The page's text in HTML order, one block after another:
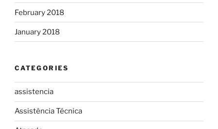
February 2018
January 2018
CATEGORIES
assistencia
Assistência Técnica